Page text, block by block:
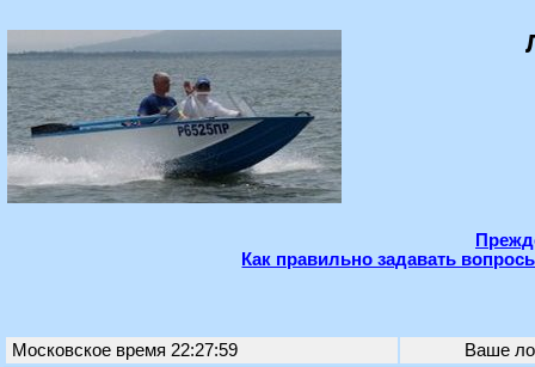
Как правильно задавать
Московское время 22:27:59 Ваше